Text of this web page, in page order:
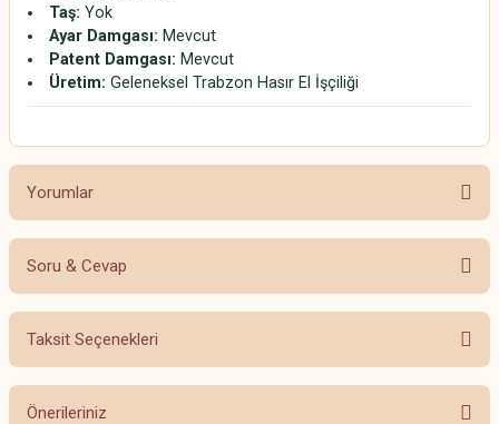
Taş: Yok
Ayar Damgası: Mevcut
Patent Damgası: Mevcut
Üretim: Geleneksel Trabzon Hasır El İşçiliği
Yorumlar
Bu ürüne ilk yorumu siz yapın!
Soru & Cevap
Ürün hakkında henüz soru sorulmamış.
Taksit Seçenekleri
Önerileriniz